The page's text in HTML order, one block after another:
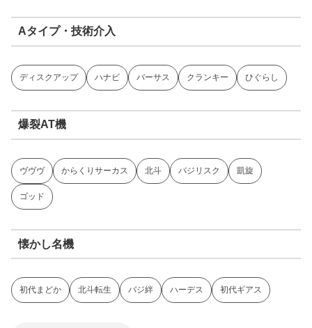
Aタイプ・技術介入
ディスクアップ ハナビ バーサス クランキー ひぐらし
爆裂AT機
ヴヴヴ からくりサーカス 北斗 バジリスク 凱旋
ゴッド
懐かし名機
初代まどか 北斗転生 バジ絆 ハーデス 初代ギアス